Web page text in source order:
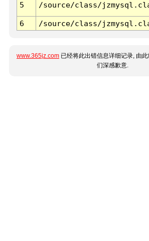
5 /source/class/
6 /source/class/
www.365jz.com 已经将此出错信息详细记录, 由
们深感歉意.